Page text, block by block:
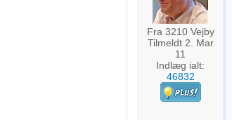
Fra 3210 Vejby
Tilmeldt 2. Mar
11
Indlæg ialt:
46832